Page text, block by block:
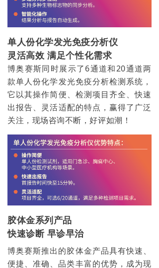
单人份化学发光免疫分析仪
灵活高效 满足个性化需求
博奥赛斯同时展示了6通道和20通道两
款单人份化学发光免疫分析检测系统，
它以其操作简便、检测项目齐全、快速
出报告、灵活适配的特点，赢得了广泛
关注，现场咨询不断，好评如潮！
胶体金系列产品
快速诊断 早诊早治
博奥赛斯推出的胶体金产品具有快速、
便捷、准确、品类丰富的优势，成为现